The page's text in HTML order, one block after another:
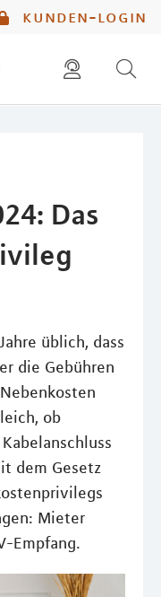
kunden-login
Das
üblich, dass
die Gebühren
ob
dem Gesetz
Mieter
Empfang.